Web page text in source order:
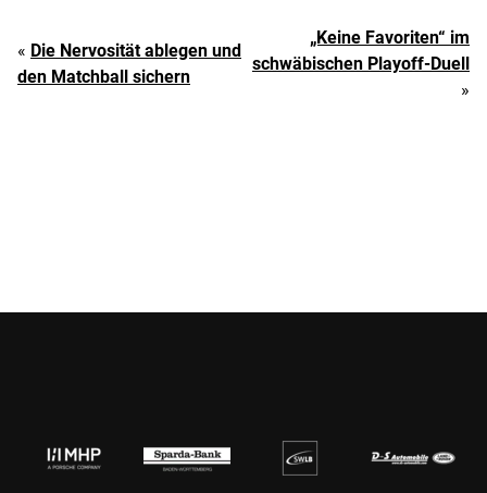
« Die Nervosität ablegen und
den Matchball sichern
„Keine Favoriten“ im
schwäbischen Playoff-Duell
»